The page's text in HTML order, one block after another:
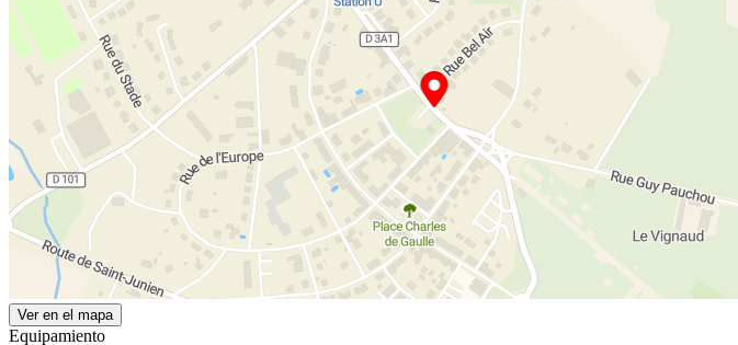
Ver en el mapa
Equipamiento